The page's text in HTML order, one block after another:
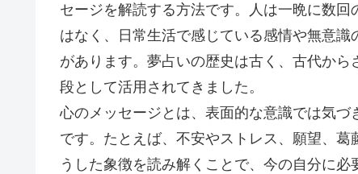
セージを解読する方法です。人は一晩に数
はなく、日常生活で感じている感情や無意
があります。夢占いの歴史は古く、古代か
段として活用されてきました。
心のメッセージとは、表面的な意識では気
です。たとえば、不安やストレス、願望、
うした象徴を読み解くことで、今の自分に